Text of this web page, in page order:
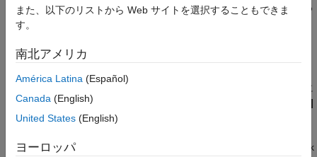
Stateflow チャートでの可変サイズ データの
宣言
可変サイズ データに対するサポートの有効
MATLAB をアクション言語として使用するチ
ャートでの可変サイズ データ
での可変サイズ データ
の出力がチャートのステートに応じてサイズが変わる配列である
可変サイズ データに対するサポートの有効化
既定では、Stateflow チャートは可変サイズ データをサポートし
ます。個別のチャートについてこのサポートを有効または無効に
するには、チャートのプロパティ
[可変サイズの配列をサポート]
を変更します。
このチャートのプロパティを有効にすると、チャートで Simulink
また、以下のリストから Web サイトを選択することもできま
す。
南北アメリカ
América Latina (Español)
Canada (English)
United States (English)
ヨーロッパ